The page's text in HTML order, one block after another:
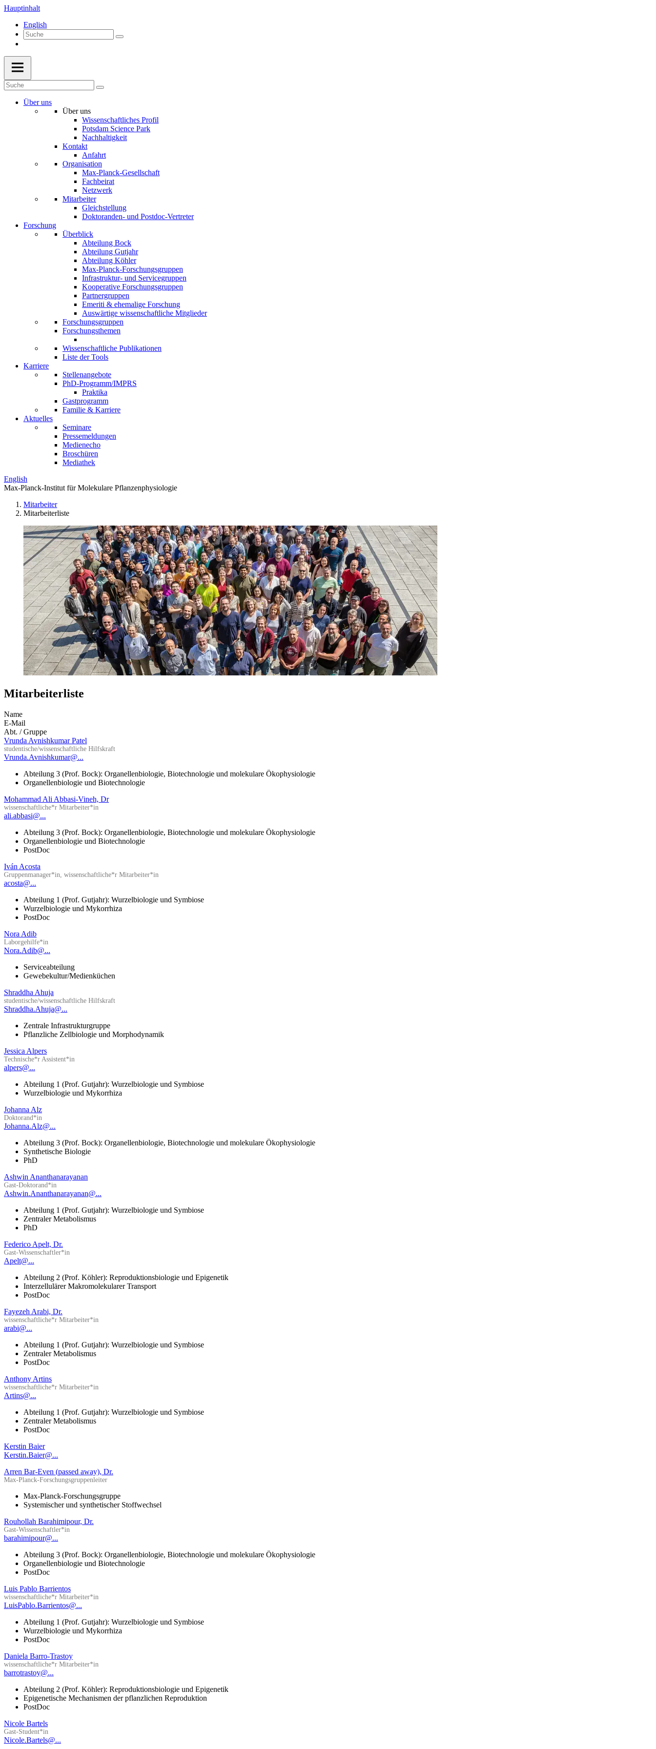
Hauptinhalt
English
Über uns
Über uns
Wissenschaftliches Profil
Potsdam Science Park
Nachhaltigkeit
Kontakt
Anfahrt
Organisation
Max-Planck-Gesellschaft
Fachbeirat
Netzwerk
Mitarbeiter
Gleichstellung
Doktoranden- und Postdoc-Vertreter
Forschung
Überblick
Abteilung Bock
Abteilung Gutjahr
Abteilung Köhler
Max-Planck-Forschungsgruppen
Infrastruktur- und Servicegruppen
Kooperative Forschungsgruppen
Partnergruppen
Emeriti & ehemalige Forschung
Auswärtige wissenschaftliche Mitglieder
Forschungsgruppen
Forschungsthemen
Wissenschaftliche Publikationen
Liste der Tools
Karriere
Stellenangebote
PhD-Programm/IMPRS
Praktika
Gastprogramm
Familie & Karriere
Aktuelles
Seminare
Pressemeldungen
Medienecho
Broschüren
Mediathek
English
Max-Planck-Institut für Molekulare Pflanzenphysiologie
Mitarbeiter
Mitarbeiterliste
Mitarbeiterliste
Name
E-Mail
Abt. / Gruppe
Vrunda Avnishkumar Patel
studentische/wissenschaftliche Hilfskraft
Vrunda.Avnishkumar@...
Abteilung 3 (Prof. Bock): Organellenbiologie, Biotechnologie und molekulare Ökophysiologie
Organellenbiologie und Biotechnologie
Mohammad Ali Abbasi-Vineh, Dr
wissenschaftliche*r Mitarbeiter*in
ali.abbasi@...
Abteilung 3 (Prof. Bock): Organellenbiologie, Biotechnologie und molekulare Ökophysiologie
Organellenbiologie und Biotechnologie
PostDoc
Iván Acosta
Gruppenmanager*in, wissenschaftliche*r Mitarbeiter*in
acosta@...
Abteilung 1 (Prof. Gutjahr): Wurzelbiologie und Symbiose
Wurzelbiologie und Mykorrhiza
PostDoc
Nora Adib
Laborgehilfe*in
Nora.Adib@...
Serviceabteilung
Gewebekultur/Medienküchen
Shraddha Ahuja
studentische/wissenschaftliche Hilfskraft
Shraddha.Ahuja@...
Zentrale Infrastrukturgruppe
Pflanzliche Zellbiologie und Morphodynamik
Jessica Alpers
Technische*r Assistent*in
alpers@...
Abteilung 1 (Prof. Gutjahr): Wurzelbiologie und Symbiose
Wurzelbiologie und Mykorrhiza
Johanna Alz
Doktorand*in
Johanna.Alz@...
Abteilung 3 (Prof. Bock): Organellenbiologie, Biotechnologie und molekulare Ökophysiologie
Synthetische Biologie
PhD
Ashwin Ananthanarayanan
Gast-Doktorand*in
Ashwin.Ananthanarayanan@...
Abteilung 1 (Prof. Gutjahr): Wurzelbiologie und Symbiose
Zentraler Metabolismus
PhD
Federico Apelt, Dr.
Gast-Wissenschaftler*in
Apelt@...
Abteilung 2 (Prof. Köhler): Reproduktionsbiologie und Epigenetik
Interzellulärer Makromolekularer Transport
PostDoc
Fayezeh Arabi, Dr.
wissenschaftliche*r Mitarbeiter*in
arabi@...
Abteilung 1 (Prof. Gutjahr): Wurzelbiologie und Symbiose
Zentraler Metabolismus
PostDoc
Anthony Artins
wissenschaftliche*r Mitarbeiter*in
Artins@...
Abteilung 1 (Prof. Gutjahr): Wurzelbiologie und Symbiose
Zentraler Metabolismus
PostDoc
Kerstin Baier
Kerstin.Baier@...
Arren Bar-Even (passed away), Dr.
Max-Planck-Forschungsgruppenleiter
Max-Planck-Forschungsgruppe
Systemischer und synthetischer Stoffwechsel
Rouhollah Barahimipour, Dr.
Gast-Wissenschaftler*in
barahimipour@...
Abteilung 3 (Prof. Bock): Organellenbiologie, Biotechnologie und molekulare Ökophysiologie
Organellenbiologie und Biotechnologie
PostDoc
Luis Pablo Barrientos
wissenschaftliche*r Mitarbeiter*in
LuisPablo.Barrientos@...
Abteilung 1 (Prof. Gutjahr): Wurzelbiologie und Symbiose
Wurzelbiologie und Mykorrhiza
PostDoc
Daniela Barro-Trastoy
wissenschaftliche*r Mitarbeiter*in
barrotrastoy@...
Abteilung 2 (Prof. Köhler): Reproduktionsbiologie und Epigenetik
Epigenetische Mechanismen der pflanzlichen Reproduktion
PostDoc
Nicole Bartels
Gast-Student*in
Nicole.Bartels@...